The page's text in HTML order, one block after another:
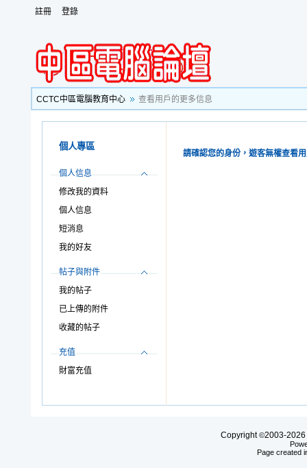
註冊 登錄
CCTC中區電腦教育中心 查看用戶的更多信息
個人專區
個人信息
修改我的資料
個人信息
短消息
我的好友
帖子與附件
我的帖子
已上傳的附件
收藏的帖子
充值
財富充值
請確認您的身份，遊客無權查看
Copyright©2003-2026
Page created